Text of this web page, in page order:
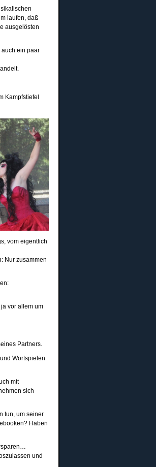
laufen, daß
ausgelösten
auch ein paar
Kampfstiefel
vom eigentlich
Nur zusammen
vor allem um
Partners.
Wortspielen
mit
sich
tun, um seiner
Haben
und